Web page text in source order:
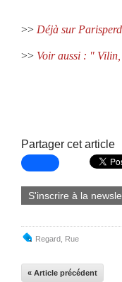
>> Déjà sur
>> Voir aussi : "
Partager cet article
S'inscrire à la
Regard Rue
« Article précédent